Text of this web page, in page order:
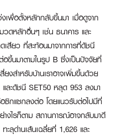
เพื่อตั้งหลักกลับขึ้นมา เมื่อดูจาก
ดหลักอื่นๆ เช่น ธนาคาร และ
สียว ที่สะท้อนมาจากการที่ดัชนี
ขึ้นมาตามในรูป B ซึ่งเป็นปัจจัยที่
งสำหรับบ้านเราอาจเพิ่มขึ้นด้วย
ละดัชนี SET50 หลุด 953 ลงมา
กแซกลงต่อ โดยแนวรับต่อไปมีที่
งไรก็ตาม สถานการณ์อาจกลับมาดี
ลุด่านเส้นเฉลี่ยที่ 1,626 และ